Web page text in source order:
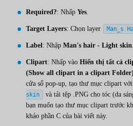
Required?: Nhấp Yes.
Target Layers: Chọn layer Man_s
Label: Nhập Man's hair - Light skin.
Clipart: Nhấp vào Hiển thị tất cả
(Show all clipart in a clipart
cửa sổ pop-up, tạo thư mục clipart
skin
và tải tệp .PNG cho tóc (da
bạn muốn tạo thư mục clipart trước
khảo phần C của bài viết này.